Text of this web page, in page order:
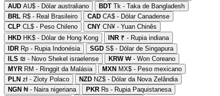
AUD AU$ - Dólar australiano BDT Tk - Taka de Bangladesh
BRL R$ - Real Brasileiro CAD CA$ - Dólar Canadense
CLP CL$ - Peso Chileno CNY CN¥ - Yuan Chinês
HKD HK$ - Dólar de Hong Kong INR ₹ - Rupia indiana
IDR Rp - Rupia Indonésia SGD S$ - Dólar de Singapura
ILS ₪ - Novo Shekel israelense KRW₩ - Won Coreano
MYR RM - Ringgit da Malásia MXN MX$ - Peso mexicano
PLN zł - Zloty Polaco NZD NZ$ - Dólar da Nova Zelândia
NGN ₦ - Naira nigeriana PKR ₨ - Rupia Paquistanesa